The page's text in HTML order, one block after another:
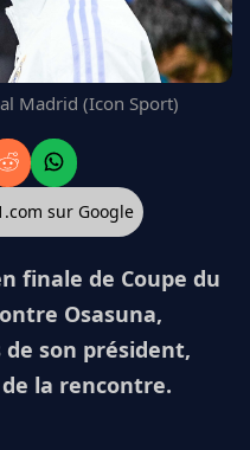
Madrid (Icon Sport)
sur Google
finale de Coupe du
Osasuna,
de son président,
la rencontre.